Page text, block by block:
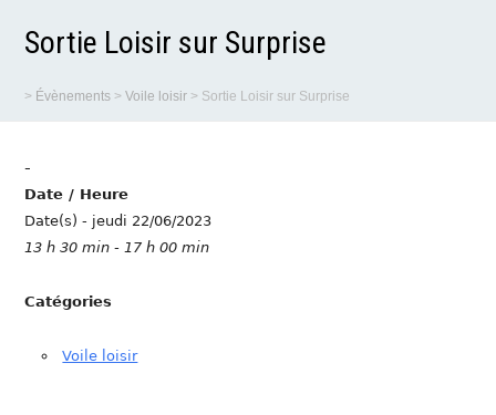
Sortie Loisir sur Surprise
> Évènements >Voile loisir > Sortie Loisir sur Surprise
-
Date / Heure
Date(s) - jeudi 22/06/2023
13 h 30 min - 17 h 00 min
Catégories
Voile loisir